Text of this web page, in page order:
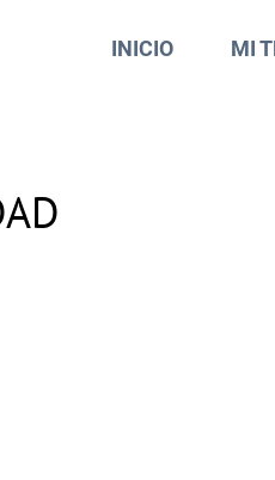
INICIO MI